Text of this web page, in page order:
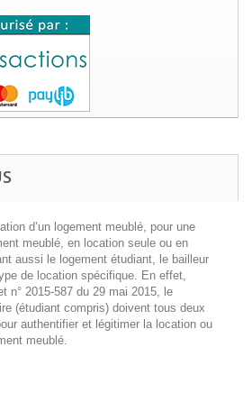
d’un logement meublé, pour une
meublé, en location seule ou en
aussi le logement étudiant, le bailleur
de location spécifique. En effet,
n° 2015-587 du 29 mai 2015, le
(étudiant compris) doivent tous deux
authentifier et légitimer la location ou
meublé.